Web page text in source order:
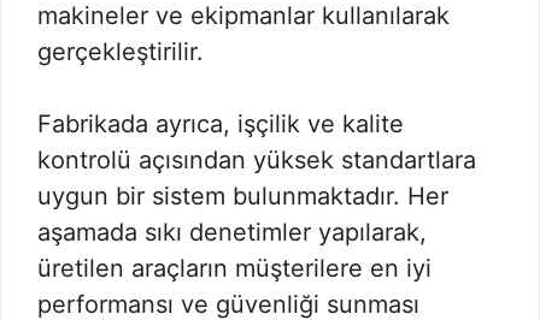
makineler ve ekipmanlar kullanılarak
gerçekleştirilir.
Fabrikada ayrıca, işçilik ve kalite
kontrolü açısından yüksek standartlara
uygun bir sistem bulunmaktadır. Her
aşamada sıkı denetimler yapılarak,
üretilen araçların müşterilere en iyi
performansı ve güvenliği sunması